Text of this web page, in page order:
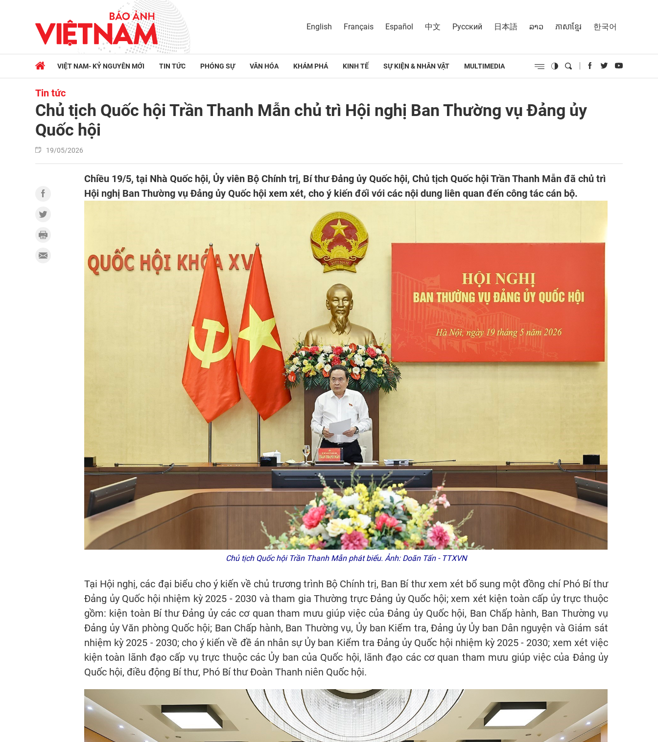
English Français Español 中文 Русский 日本語 ລາວ ភាសាខ្មែរ 한국어
VIỆT NAM- KỶ NGUYÊN MỚI TIN TỨC PHÓNG SỰ VĂN HÓA KHÁM PHÁ KINH TẾ SỰ KIỆN & NHÂN VẬT MULTIMEDIA
Tin tức
Chủ tịch Quốc hội Trần Thanh Mẫn chủ trì Hội nghị Ban Thường vụ Đảng ủy
Quốc hội
19/05/2026
Chiều 19/5, tại Nhà Quốc hội, Ủy viên Bộ Chính trị, Bí thư Đảng ủy Quốc hội, Chủ tịch Quốc hội Trần Thanh Mẫn đã chủ trì
Hội nghị Ban Thường vụ Đảng ủy Quốc hội xem xét, cho ý kiến đối với các nội dung liên quan đến công tác cán bộ.
Chủ tịch Quốc hội Trần Thanh Mẫn phát biểu. Ảnh: Doãn Tấn - TTXVN
Tại Hội nghị, các đại biểu cho ý kiến về chủ trương trình Bộ Chính trị, Ban Bí thư xem xét bổ sung một đồng chí Phó Bí thư
Đảng ủy Quốc hội nhiệm kỳ 2025 - 2030 và tham gia Thường trực Đảng ủy Quốc hội; xem xét kiện toàn cấp ủy trực thuộc
gồm: kiện toàn Bí thư Đảng ủy các cơ quan tham mưu giúp việc của Đảng ủy Quốc hội, Ban Chấp hành, Ban Thường vụ
Đảng ủy Văn phòng Quốc hội; Ban Chấp hành, Ban Thường vụ, Ủy ban Kiểm tra, Đảng ủy Ủy ban Dân nguyện và Giám sát
nhiệm kỳ 2025 - 2030; cho ý kiến về đề án nhân sự Ủy ban Kiểm tra Đảng ủy Quốc hội nhiệm kỳ 2025 - 2030; xem xét việc
kiện toàn lãnh đạo cấp vụ trực thuộc các Ủy ban của Quốc hội, lãnh đạo các cơ quan tham mưu giúp việc của Đảng ủy
Quốc hội, điều động Bí thư, Phó Bí thư Đoàn Thanh niên Quốc hội.